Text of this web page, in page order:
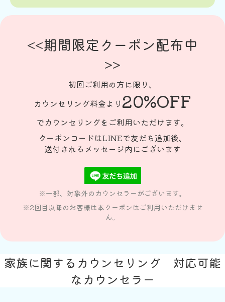
<<期間限定クーポン配布中
>>
初回ご利用の方に限り、
カウンセリング料金より20%OFF
でカウンセリングをご利用いただけます。
クーポンコードはLINEで友だち追加後、
送付されるメッセージ内にございます
※一部、対象外のカウンセラーがございます。
※2回目以降のお客様は本クーポンはご利用いただけませ
ん。
家族に関するカウンセリング 対応可能
なカウンセラー